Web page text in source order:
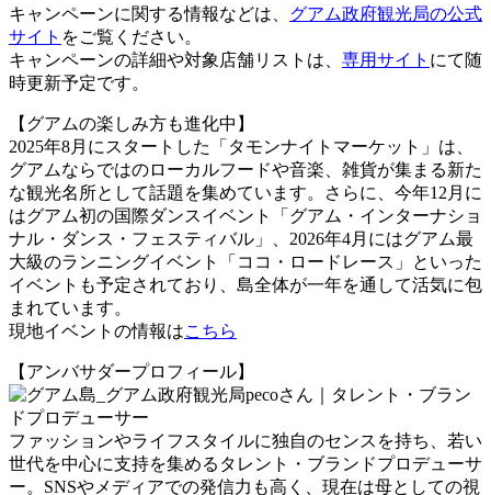
キャンペーンに関する情報などは、 グアム政府観光局の公式
サイト をご覧ください。
キャンペーンの詳細や対象店舗リストは、 専用サイト にて随
時更新予定です。
【グアムの楽しみ方も進化中】
2025年8月にスタートした「タモンナイトマーケット」は、
グアムならではのローカルフードや音楽、雑貨が集まる新た
な観光名所として話題を集めています。さらに、今年12月に
はグアム初の国際ダンスイベント「グアム・インターナショ
ナル・ダンス・フェスティバル」、2026年4月にはグアム最
大級のランニングイベント「ココ・ロードレース」といった
イベントも予定されており、島全体が一年を通して活気に包
まれています。
現地イベントの情報はこちら
【アンバサダープロフィール】
pecoさん｜タレント・ブラン
ドプロデューサー
ファッションやライフスタイルに独自のセンスを持ち、若い
世代を中心に支持を集めるタレント・ブランドプロデューサ
ー。SNSやメディアでの発信力も高く、現在は母としての視